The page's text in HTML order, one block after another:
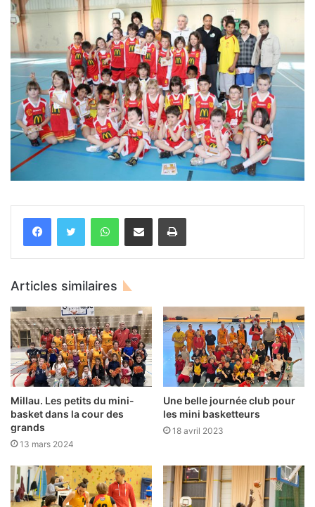
Articles similaires
Millau. Les petits du mini-
basket dans la cour des
grands
13 mars 2024
Une belle journée club pour
les mini basketteurs
18 avril 2023